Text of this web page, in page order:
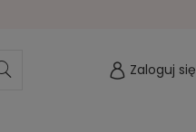
Zaloguj się